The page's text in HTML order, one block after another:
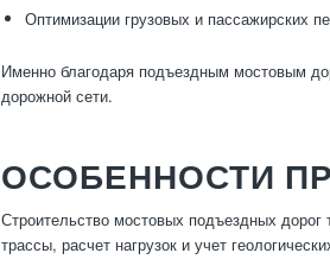
Оптимизации грузовых и пассажирских
Именно благодаря подъездным мостовым
дорожной сети.
ОСОБЕННОСТИ
Строительство мостовых подъездных
трассы, расчет нагрузок и учет